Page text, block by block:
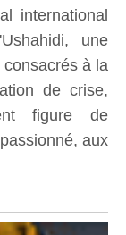
international
une
à la
de crise,
figure de
aux